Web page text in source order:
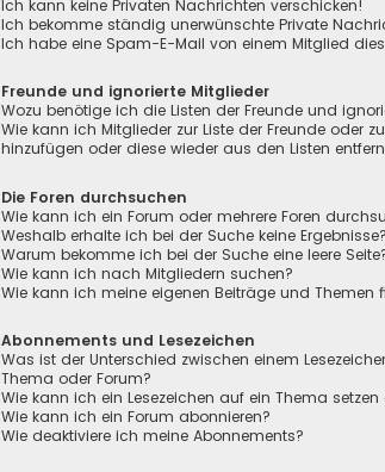
Ich kann keine Privaten Nachrichten verschicken!
Ich bekomme ständig unerwünschte Private
Ich habe eine Spam-E-Mail von einem Mitglied
Freunde und ignorierte Mitglieder
Wozu benötige ich die Listen der Freunde und
Wie kann ich Mitglieder zur Liste der Freunde oder
hinzufügen oder diese wieder aus den Listen
Die Foren durchsuchen
Wie kann ich ein Forum oder mehrere Foren
Weshalb erhalte ich bei der Suche keine Ergebnisse?
Warum bekomme ich bei der Suche eine leere
Wie kann ich nach Mitgliedern suchen?
Wie kann ich meine eigenen Beiträge und Themen
Abonnements und Lesezeichen
Was ist der Unterschied zwischen einem
Thema oder Forum?
Wie kann ich ein Lesezeichen auf ein Thema
Wie kann ich ein Forum abonnieren?
Wie deaktiviere ich meine Abonnements?